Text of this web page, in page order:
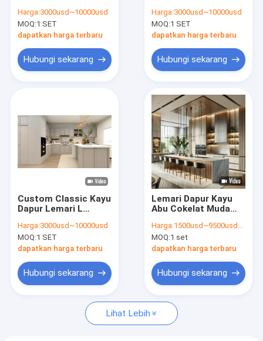
Produk
Tentang Kami
Tur Pabrik
Berita
Kasus-kasus
Penitipan Anggur
Meja Pulau
Harga:3000usd~10000usd
MOQ:1 SET
dapatkan harga terbaru
Hubungi sekarang
Harga:3000usd~10000usd
MOQ:1 SET
dapatkan harga terbaru
Hubungi sekarang
Custom Classic Kayu
Dapur Lemari L
Storage System
Pulau Meja
Harga:3000usd~10000usd
MOQ:1 SET
dapatkan harga terbaru
Hubungi sekarang
Lemari Dapur Kayu
Abu Cokelat Muda
Mewah Meja
Stainless Steel &
Wastafel untuk
Harga:1500usd~9500usd/customized according to material&dimension
MOQ:1 set
dapatkan harga terbaru
Hubungi sekarang
Lihat Lebih